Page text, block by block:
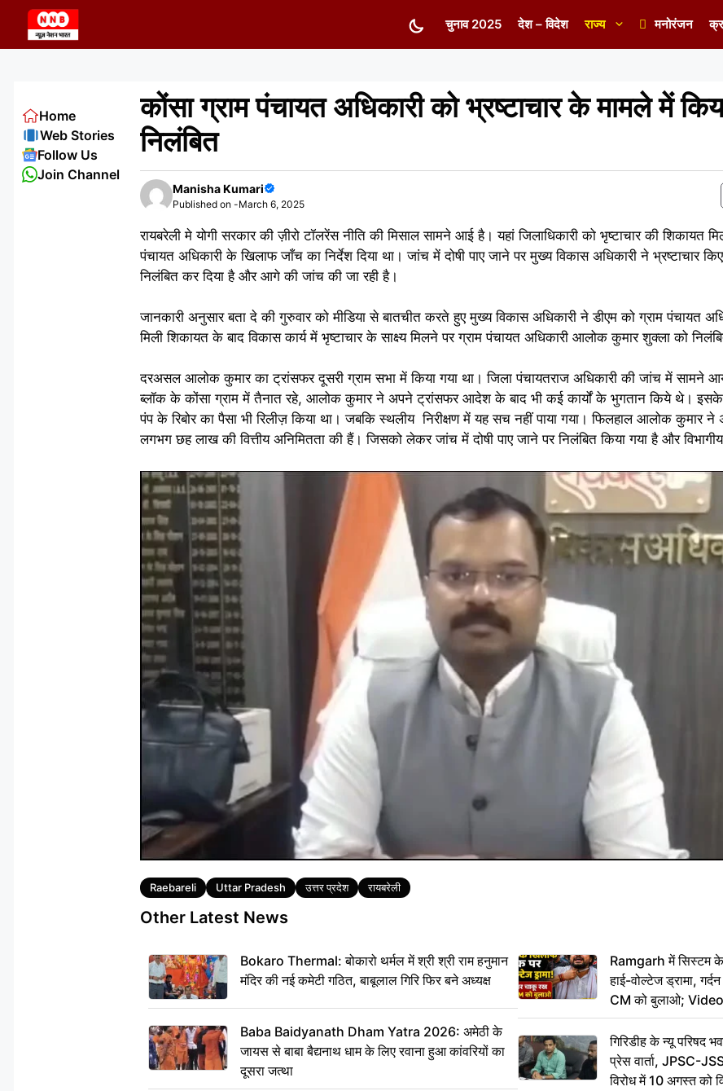
content
चुनाव 2025 देश – विदेश राज्य मनोरंजन
कोंसा ग्राम पंचायत अधिकारी को भ्रष्टाचार के मामले में
निलंबित
Manisha Kumari
Published on -March 6, 2025
रायबरेली मे योगी सरकार की ज़ीरो टॉलरेंस नीति की मिसाल सामने आई है। यहां जिलाधिकारी को भृष्टाचार की शिकायत
पंचायत अधिकारी के खिलाफ जाँच का निर्देश दिया था। जांच में दोषी पाए जाने पर मुख्य विकास अधिकारी ने भ्रष्टाचार
निलंबित कर दिया है और आगे की जांच की जा रही है।
जानकारी अनुसार बता दे की गुरुवार को मीडिया से बातचीत करते हुए मुख्य विकास अधिकारी ने डीएम को ग्राम पंचायत
मिली शिकायत के बाद विकास कार्य में भृष्टाचार के साक्ष्य मिलने पर ग्राम पंचायत अधिकारी आलोक कुमार शुक्ला को
दरअसल आलोक कुमार का ट्रांसफर दूसरी ग्राम सभा में किया गया था। जिला पंचायतराज अधिकारी की जांच में सामने
ब्लॉक के कोंसा ग्राम में तैनात रहे, आलोक कुमार ने अपने ट्रांसफर आदेश के बाद भी कई कार्यों के भुगतान किये थे। इसके
पंप के रिबोर का पैसा भी रिलीज़ किया था। जबकि स्थलीय निरीक्षण में यह सच नहीं पाया गया। फिलहाल आलोक कुमार ने
लगभग छह लाख की वित्तीय अनिमितता की हैं। जिसको लेकर जांच में दोषी पाए जाने पर निलंबित किया गया है और
Tags
Raebareli Uttar Pradesh उत्तर प्रदेश रायबरेली
Other Latest News
Bokaro Thermal: बोकारो थर्मल में श्री श्री राम हनुमान
मंदिर की नई कमेटी गठित, बाबूलाल गिरि फिर बने अध्यक्ष
Baba Baidyanath Dham Yatra 2026: अमेठी के
जायस से बाबा बैद्यनाथ धाम के लिए रवाना हुआ कांवरियों का
दूसरा जत्था
Ramgarh में सिस्टम
हाई-वोल्टेज ड्रामा,
CM को बुलाओ;
गिरिडीह के न्यू परिषद
प्रेस वार्ता, JPSC-
विरोध में 10 अगस्त को
Home
Web Stories
Follow Us
Join Channel